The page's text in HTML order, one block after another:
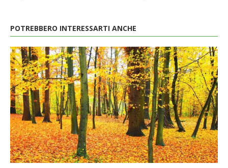
POTREBBERO INTERESSARTI ANCHE